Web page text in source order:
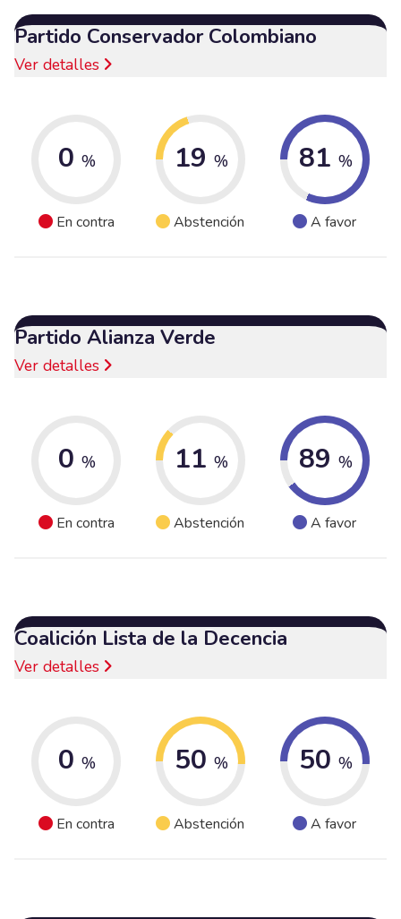
Partido Conservador Colombiano
Ver detalles
0 %
En contra
19 %
Abstención
81 %
A favor
Partido Alianza Verde
Ver detalles
0 %
En contra
11 %
Abstención
89 %
A favor
Coalición Lista de la Decencia
Ver detalles
0 %
En contra
50 %
Abstención
50 %
A favor